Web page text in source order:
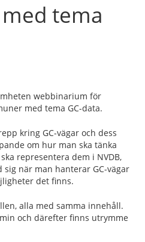
tema
webbinarium för
med tema GC-data.
kring GC-vägar och dess
om hur man ska tänka
representera dem i NVDB,
när man hanterar GC-vägar
det finns.
alla med samma innehåll.
och därefter finns utrymme